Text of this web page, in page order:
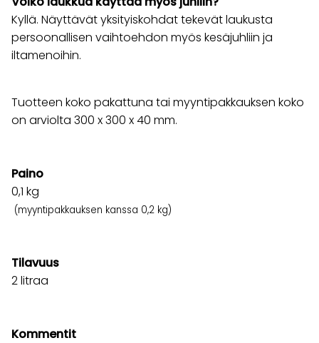
Kyllä. Näyttävät yksityiskohdat tekevät laukusta
persoonallisen vaihtoehdon myös kesäjuhliin ja
iltamenoihin.
Tuotteen koko pakattuna tai myyntipakkauksen koko
on arviolta 300 x 300 x 40 mm.
Paino
0,1 kg
(myyntipakkauksen kanssa 0,2 kg)
Tilavuus
2 litraa
Kommentit